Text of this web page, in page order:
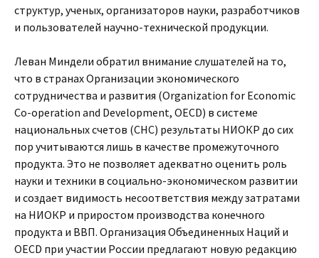
структур, ученых, организаторов науки, разработчиков
и пользователей научно-технической продукции.
Леван Миндели обратил внимание слушателей на то,
что в странах Организации экономического
сотрудничества и развития (Organization for Economic
Co-operation and Development, OECD) в системе
национальных счетов (СНС) результаты НИОКР до сих
пор учитываются лишь в качестве промежуточного
продукта. Это не позволяет адекватно оценить роль
науки и техники в социально-экономическом развитии
и создает видимость несоответствия между затратами
на НИОКР и приростом производства конечного
продукта и ВВП. Организация Объединенных Наций и
OECD при участии России предлагают новую редакцию